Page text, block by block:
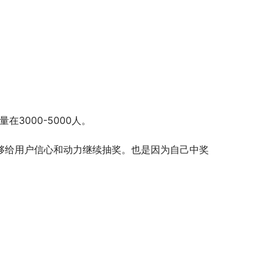
在3000-5000人。
用户信心和动力继续抽奖。也是因为自己中奖